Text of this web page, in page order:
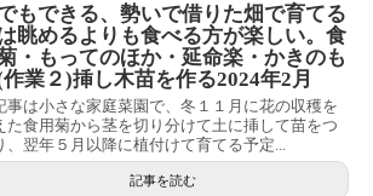
もできる、勢いで借りた畑で育てる
眺めるよりも食べる方が楽しい。食
・もってのほか・延命楽・かきのも
作業２)挿し木苗を作る2024年2月
事は小さな家庭菜園で、冬１１月に花の収穫を
た食用菊から茎を切り分けて土に挿して苗をつ
、翌年５月以降に植付けて育てる予定...
記事を読む